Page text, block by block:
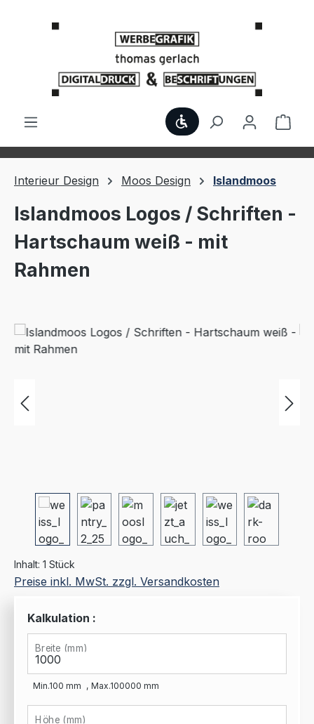
Werkzeugleiste
Interieur Design Moos Design Islandmoos
Islandmoos Logos / Schriften -
Hartschaum weiß - mit
Rahmen
Bildergalerie überspringen
Inhalt: 1 Stück
Preise inkl. MwSt. zzgl. Versandkosten
Kalkulation :
Breite (mm)
Min.100 mm Max.100000 mm
Höhe (mm)